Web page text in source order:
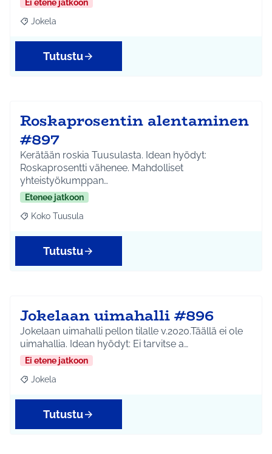
Ei etene jatkoon
Rajaa tulokset aihepiirin mukaan: Jokela
Jokela
Tutustu
Roskaprosentin alentaminen
#897
Kerätään roskia Tuusulasta. Idean hyödyt:
Roskaprosentti vähenee. Mahdolliset
yhteistyökumppan…
Etenee jatkoon
Rajaa tulokset aihepiirin mukaan: Koko Tuusula
Koko Tuusula
Tutustu
Jokelaan uimahalli #896
Jokelaan uimahalli pellon tilalle v.2020.Täällä ei ole
uimahallia. Idean hyödyt: Ei tarvitse a…
Ei etene jatkoon
Rajaa tulokset aihepiirin mukaan: Jokela
Jokela
Tutustu